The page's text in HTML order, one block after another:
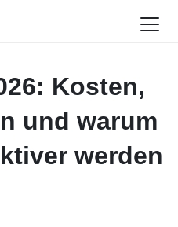
Kosten,
und warum
werden